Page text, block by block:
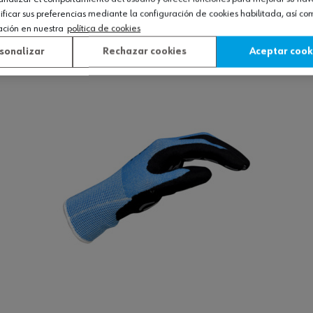
Ver producto
sus preferencias mediante la configuración de cookies habilitada, así
en nuestra política de cookies
Rechazar cookies Aceptar